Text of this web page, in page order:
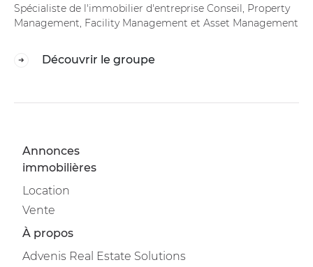
Spécialiste de l'immobilier d'entreprise Conseil, Property
Management, Facility Management et Asset Management
Découvrir le groupe
Annonces
immobilières
Location
Vente
À propos
Advenis Real Estate Solutions